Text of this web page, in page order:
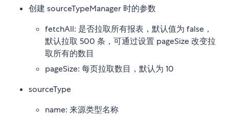
创建 sourceTypeManager 时的参数
fetchAll: 是否拉取所有报表，默认值为 false，
默认拉取 500 条，可通过设置 pageSize 改变拉
取所有的数目
pageSize: 每页拉取数目，默认为 10
sourceType
name: 来源类型名称